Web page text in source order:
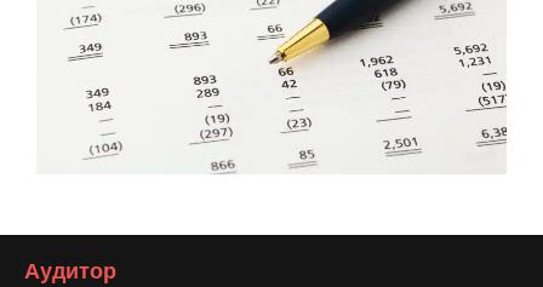
Аудитор